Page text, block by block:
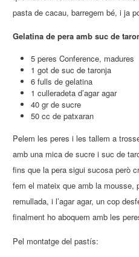
pasta de cacau, barregem bé, i ja
Gelatina de pera amb suc de
5 peres Conference, madures
1 got de suc de taronja
6 fulls de gelatina
1 culleradeta d’agar agar
40 gr de sucre
50 cc de patxaran
Pelem les peres i les tallem a
amb una mica de sucre i suc de
fins que la pera sigui sucosa però
fem el mateix que amb la mousse,
remullada, i l’agar agar, un cop
finalment ho aboquem amb les
Pel montatge del pastís: